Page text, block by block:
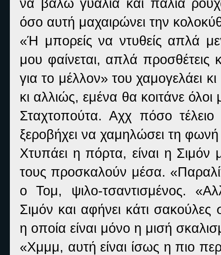
να βάλω γυαλιά και παλιά
όσο αυτή μαχαιρώνει την
«Ή μπορείς να ντυθείς απλά
μου φαίνεται, απλά
για το μέλλον» του χαμογελάει
κι αλλιώς, εμένα θα κοιτάνε
Σταχτοπούτα. Αχχ πόσο
ξεροβήχει να χαμηλώσει τη φωνή
Χτυπάει η πόρτα, είναι η Σιμόν
τους προσκαλούν μέσα.
ο Τομ, ψιλο-τσαντισμένος.
Σιμόν και αφήνει κάτι
η οποία είναι μόνο η μισή
«Χμμμ, αυτή είναι ίσως η πιο